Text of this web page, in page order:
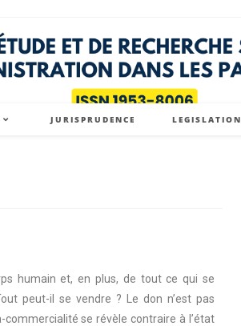
JURISPRUDENCE LEGISLATION
humain et, en plus, de tout ce qui se
peut-il se vendre ? Le don n’est pas
se révèle contraire à l’état